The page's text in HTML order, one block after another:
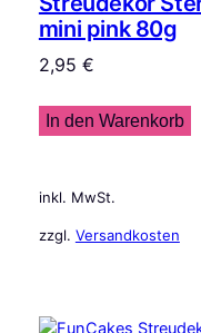
mini pink 80g
2,95 €
In den Warenkorb
inkl. MwSt.
zzgl. Versandkosten